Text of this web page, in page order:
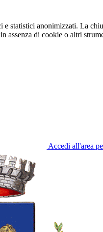
e statistici anonimizzati. La
assenza di cookie o altri
Accedi all'area